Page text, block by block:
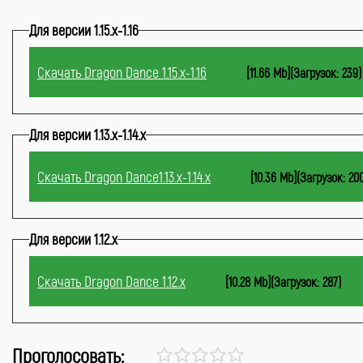
Для версии 1.15.x-1.16
Скачать Dragon Dance 1.15.x-1.16 [11.66 Mb](Загрузок: 239)
Для версии 1.13.x-1.14.x
Скачать Dragon Dance1.13.x-1.14.x [10.36 Mb](Загрузок:
Для версии 1.12.x
Скачать Dragon Dance 1.12.x [10.28 Mb](Загрузок: 287)
Проголосовать: